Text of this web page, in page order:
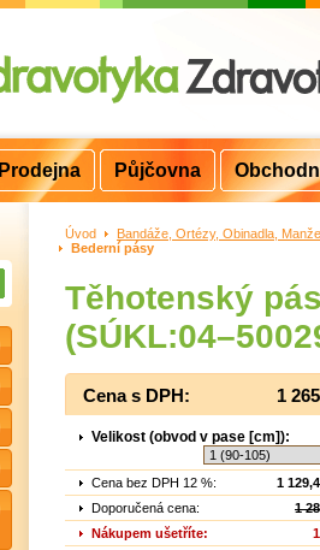
Úvod >
Bandáže, Ortézy, Obinadla,
Bederní pásy
Těhotenský
Cena s DPH: 1
Velikost (obvod v pase [cm]):
Cena bez DPH 12 %:
1
Doporučená cena:
1
Nákupem ušetříte:
Prodejna Půjčovna